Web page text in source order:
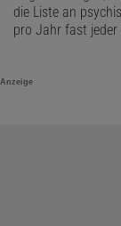
die Liste an
pro Jahr fast jeder
Anzeige